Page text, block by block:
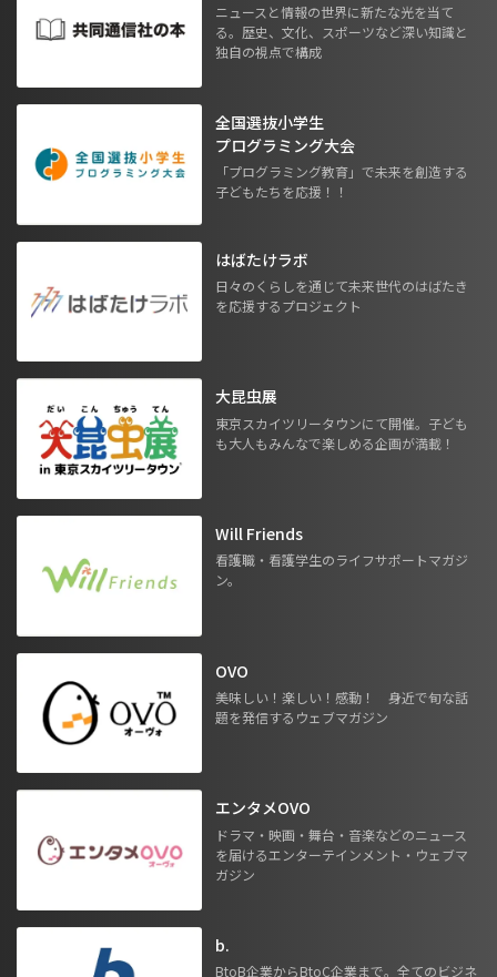
ニュースと情報の世界に新たな光を当て
る。歴史、文化、スポーツなど深い知識と
独自の視点で構成
全国選抜小学生
プログラミング大会
「プログラミング教育」で未来を創造する
子どもたちを応援！！
はばたけラボ
日々のくらしを通じて未来世代のはばたき
を応援するプロジェクト
大昆虫展
東京スカイツリータウンにて開催。子ども
も大人もみんなで楽しめる企画が満載！
Will Friends
看護職・看護学生のライフサポートマガジ
ン。
OVO
美味しい！楽しい！感動！ 身近で旬な話
題を発信するウェブマガジン
エンタメOVO
ドラマ・映画・舞台・音楽などのニュース
を届けるエンターテインメント・ウェブマ
ガジン
b.
BtoB企業からBtoC企業まで。全てのビジネ